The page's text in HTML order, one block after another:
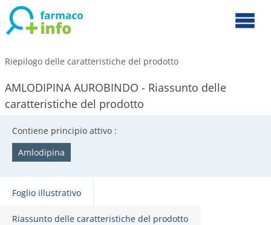
Riepilogo delle caratteristiche del prodotto
AMLODIPINA AUROBINDO - Riassunto delle
caratteristiche del prodotto
Contiene principio attivo :
Amlodipina
Foglio illustrativo
Riassunto delle caratteristiche del prodotto